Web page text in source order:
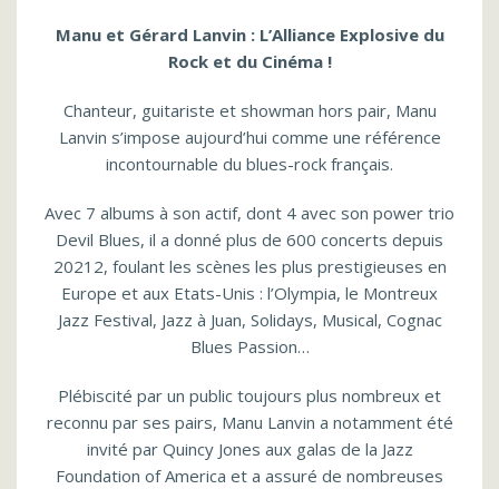
Manu et Gérard Lanvin : L’Alliance Explosive du
Rock et du Cinéma !
Chanteur, guitariste et showman hors pair, Manu
Lanvin s’impose aujourd’hui comme une référence
incontournable du blues-rock français.
Avec 7 albums à son actif, dont 4 avec son power trio
Devil Blues, il a donné plus de 600 concerts depuis
20212, foulant les scènes les plus prestigieuses en
Europe et aux Etats-Unis : l’Olympia, le Montreux
Jazz Festival, Jazz à Juan, Solidays, Musical, Cognac
Blues Passion…
Plébiscité par un public toujours plus nombreux et
reconnu par ses pairs, Manu Lanvin a notamment été
invité par Quincy Jones aux galas de la Jazz
Foundation of America et a assuré de nombreuses